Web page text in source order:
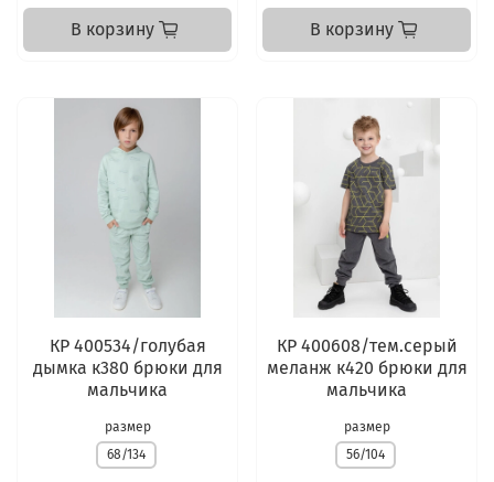
В корзину В корзину
КР 400534/голубая
дымка к380 брюки для
мальчика
размер
68/134
КР 400608/тем.серый
меланж к420 брюки для
мальчика
размер
56/104